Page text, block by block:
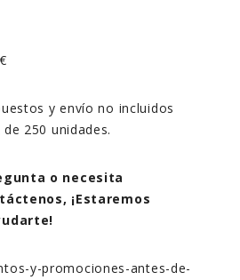
y envío no incluidos
250 unidades.
o necesita
¡Estaremos